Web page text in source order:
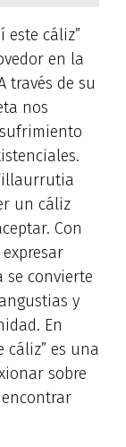
este cáliz”
en la
través de su
nos
un cáliz
Con
se convierte
y
En
cáliz” es una
sobre